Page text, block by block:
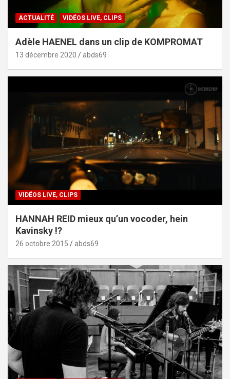
ACTUALITÉ VIDÉOS LIVE, CLIPS
Adèle HAENEL dans un clip de KOMPROMAT
13 décembre 2020 abds69
VIDÉOS LIVE, CLIPS
HANNAH REID mieux qu’un vocoder, hein
Kavinsky !?
26 octobre 2015 abds69